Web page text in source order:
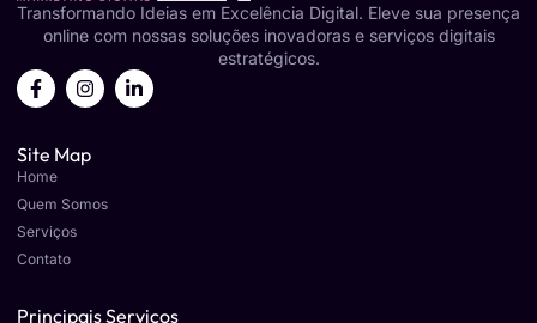
Transformando Ideias em Excelência Digital. Eleve sua presença
online com nossas soluções inovadoras e serviços digitais
estratégicos.
Site Map
Home
Quem Somos
Serviços
Contato
Principais Serviços